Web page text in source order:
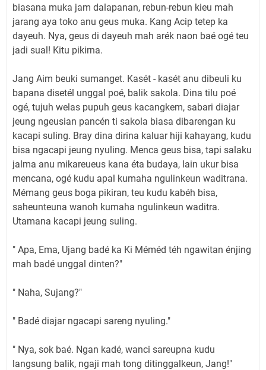
biasana muka jam dalapanan, rebun-rebun kieu mah
jarang aya toko anu geus muka. Kang Acip tetep ka
dayeuh. Nya, geus di dayeuh mah arék naon baé ogé teu
jadi sual! Kitu pikirna.
Jang Aim beuki sumanget. Kasét - kasét anu dibeuli ku
bapana disetél unggal poé, balik sakola. Dina tilu poé
ogé, tujuh welas pupuh geus kacangkem, sabari diajar
jeung ngeusian pancén ti sakola biasa dibarengan ku
kacapi suling. Bray dina dirina kaluar hiji kahayang, kudu
bisa ngacapi jeung nyuling. Menca geus bisa, tapi salaku
jalma anu mikareueus kana éta budaya, lain ukur bisa
mencana, ogé kudu apal kumaha ngulinkeun waditrana.
Mémang geus boga pikiran, teu kudu kabéh bisa,
saheunteuna wanoh kumaha ngulinkeun waditra.
Utamana kacapi jeung suling.
" Apa, Ema, Ujang badé ka Ki Méméd téh ngawitan énjing
mah badé unggal dinten?"
" Naha, Sujang?"
" Badé diajar ngacapi sareng nyuling."
" Nya, sok baé. Ngan kadé, wanci sareupna kudu
langsung balik, ngaji mah tong ditinggalkeun, Jang!"